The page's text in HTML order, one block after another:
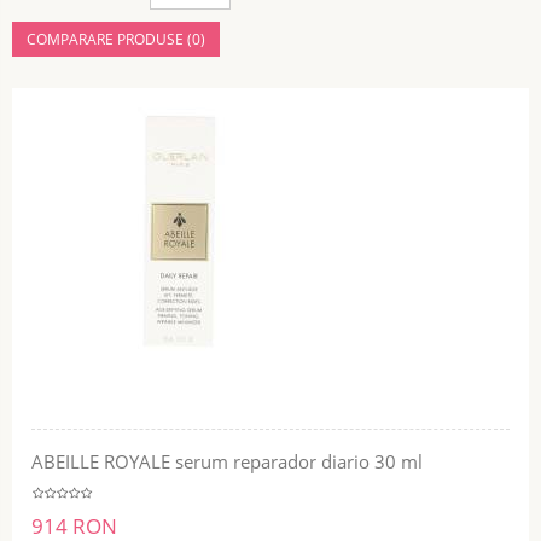
COMPARARE PRODUSE (0)
ABEILLE ROYALE serum reparador diario 30 ml
914 RON